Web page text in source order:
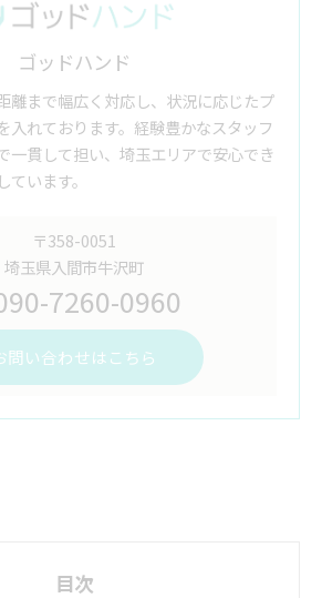
ゴッドハンド
離まで幅広く対応し、状況に応じたプ
入れております。経験豊かなスタッフ
一貫して担い、埼玉エリアで安心でき
います。
〒358-0051
埼玉県入間市牛沢町
7260-0960
問い合わせはこちら
目次